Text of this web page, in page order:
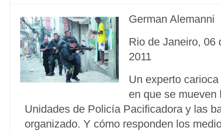
German Alemanni
Rio de Janeiro, 06
2011
Un experto
en que se mueven
Unidades de Policía Pacificadora y las
organizado. Y cómo responden los